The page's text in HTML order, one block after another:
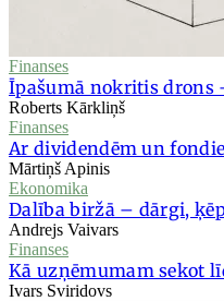
Finanses
Īpašumā nokritis drons
Roberts Kārkliņš
Finanses
Ar dividendēm un
Mārtiņš Apinis
Ekonomika
Dalība biržā – dārgi,
Andrejs Vaivars
Finanses
Kā uzņēmumam sekot
Ivars Sviridovs